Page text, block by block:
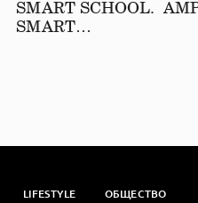
SMART SCHOOL.
SMART…
LIFESTYLE ОБЩЕСТВО